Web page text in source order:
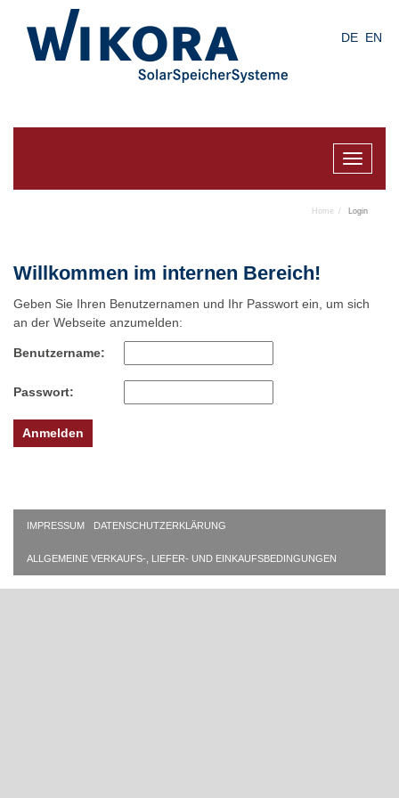
DE EN
Toggle
Home Login
Willkommen im internen Bereich!
Geben Sie Ihren Benutzernamen und Ihr Passwort ein, um sich
an der Webseite anzumelden:
Benutzername:
Passwort:
IMPRESSUM DATENSCHUTZERKLÄRUNG
ALLGEMEINE VERKAUFS-, LIEFER- UND EINKAUFSBEDINGUNGEN